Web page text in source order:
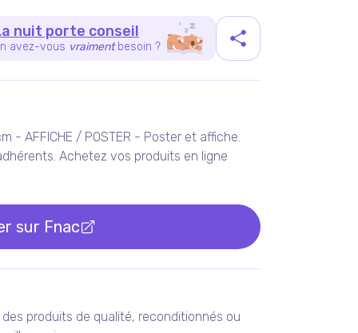
nuit porte conseil
avez-vous vraiment besoin ?
- AFFICHE / POSTER - Poster et affiche.
Achetez vos produits en ligne
sur Fnac
produits de qualité, reconditionnés ou